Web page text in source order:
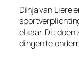
Dinja van Liere
elkaar. Dit doen
dingen te